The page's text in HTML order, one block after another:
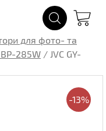
для фото- та
285W / JVC GY-
-13%